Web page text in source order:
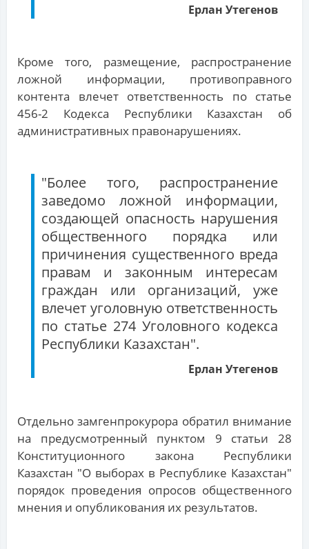
Ерлан Утегенов
Кроме того, размещение, распространение
ложной информации, противоправного
контента влечет ответственность по статье
456-2 Кодекса Республики Казахстан об
административных правонарушениях.
"Более того, распространение
заведомо ложной информации,
создающей опасность нарушения
общественного порядка или
причинения существенного вреда
правам и законным интересам
граждан или организаций, уже
влечет уголовную ответственность
по статье 274 Уголовного кодекса
Республики Казахстан".
Ерлан Утегенов
Отдельно замгенпрокурора обратил внимание
на предусмотренный пунктом 9 статьи 28
Конституционного закона Республики
Казахстан "О выборах в Республике Казахстан"
порядок проведения опросов общественного
мнения и опубликования их результатов.